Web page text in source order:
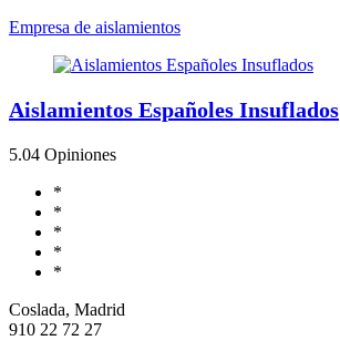
Empresa de aislamientos
Aislamientos Españoles Insuflados
5.04 Opiniones
*
*
*
*
*
Coslada, Madrid
910 22 72 27